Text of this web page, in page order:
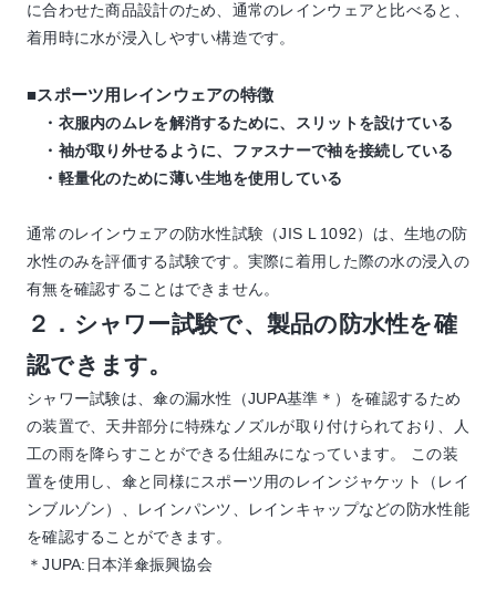
に合わせた商品設計のため、通常のレインウェアと比べると、
着用時に水が浸入しやすい構造です。
■スポーツ用レインウェアの特徴
・衣服内のムレを解消するために、スリットを設けている
・袖が取り外せるように、ファスナーで袖を接続している
・軽量化のために薄い生地を使用している
通常のレインウェアの防水性試験（JIS L 1092）は、生地の防
水性のみを評価する試験です。実際に着用した際の水の浸入の
有無を確認することはできません。
２．シャワー試験で、製品の防水性を確
認できます。
シャワー試験は、傘の漏水性（JUPA基準＊）を確認するため
の装置で、天井部分に特殊なノズルが取り付けられており、人
工の雨を降らすことができる仕組みになっています。 この装
置を使用し、傘と同様にスポーツ用のレインジャケット（レイ
ンブルゾン）、レインパンツ、レインキャップなどの防水性能
を確認することができます。
＊JUPA:日本洋傘振興協会